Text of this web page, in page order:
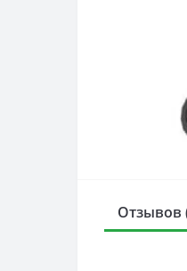
Отзывов